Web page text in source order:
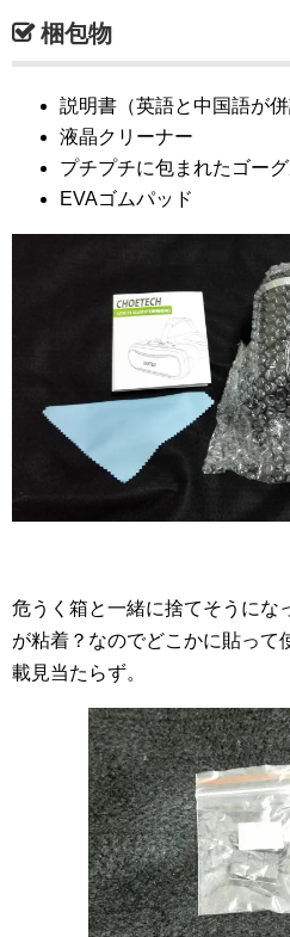
梱包物
説明書（英語と中国語が併
液晶クリーナー
プチプチに包まれたゴー
EVAゴムパッド
危うく箱と一緒に捨てそうにな
が粘着？なのでどこかに貼って
載見当たらず。